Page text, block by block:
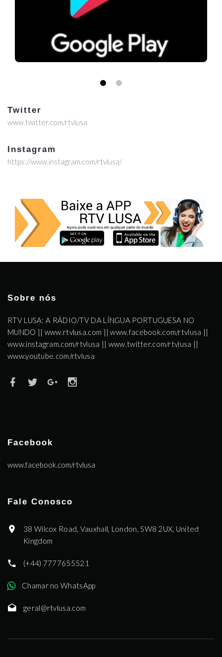
Twitter
www.twitter.com/rtvlusa
Instagram
https://www.instagram.com/rtvlusa/
Sobre nós
RTV LUSA: A RÁDIO/TV DA LÍNGUA PORTUGUESA NO
MUNDO || www.rtvlusa.com || www.facebook.com/rtvlusa ||
www.instagram.com/rtvlusa || www.twitter.com/rtvlusa ||
www.youtube.com/rtvlusa
Facebook
www.facebook.com/rtvlusa
Fale Conosco
38 Wilcox Road, Vauxhall, London, SW8 2UX, United
Kingdom
(+44) 7777655521
Chamar no WhatsApp
geral@rtvlusa.com